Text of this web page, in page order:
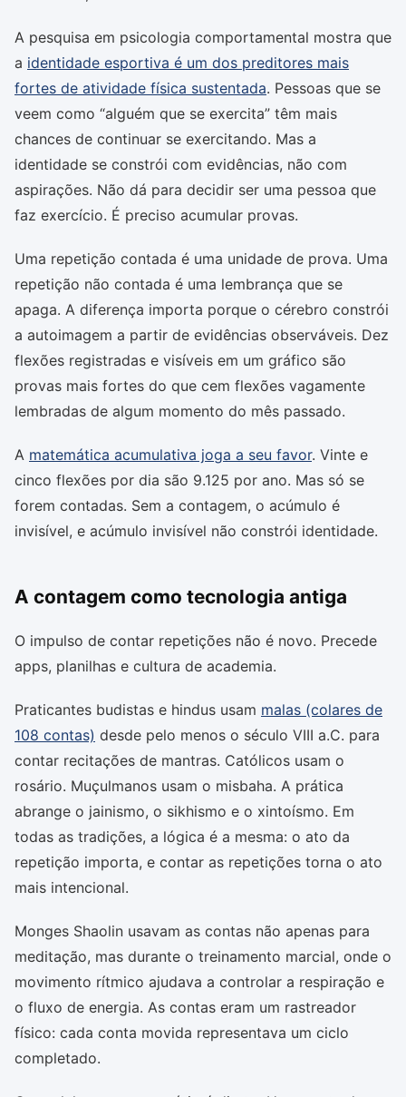
A pesquisa em psicologia comportamental mostra que
a identidade esportiva é um dos preditores mais
fortes de atividade física sustentada. Pessoas que se
veem como “alguém que se exercita” têm mais
chances de continuar se exercitando. Mas a
identidade se constrói com evidências, não com
aspirações. Não dá para decidir ser uma pessoa que
faz exercício. É preciso acumular provas.
Uma repetição contada é uma unidade de prova. Uma
repetição não contada é uma lembrança que se
apaga. A diferença importa porque o cérebro constrói
a autoimagem a partir de evidências observáveis. Dez
flexões registradas e visíveis em um gráfico são
provas mais fortes do que cem flexões vagamente
lembradas de algum momento do mês passado.
A matemática acumulativa joga a seu favor. Vinte e
cinco flexões por dia são 9.125 por ano. Mas só se
forem contadas. Sem a contagem, o acúmulo é
invisível, e acúmulo invisível não constrói identidade.
A contagem como tecnologia antiga
O impulso de contar repetições não é novo. Precede
apps, planilhas e cultura de academia.
Praticantes budistas e hindus usam malas (colares de
108 contas) desde pelo menos o século VIII a.C. para
contar recitações de mantras. Católicos usam o
rosário. Muçulmanos usam o misbaha. A prática
abrange o jainismo, o sikhismo e o xintoísmo. Em
todas as tradições, a lógica é a mesma: o ato da
repetição importa, e contar as repetições torna o ato
mais intencional.
Monges Shaolin usavam as contas não apenas para
meditação, mas durante o treinamento marcial, onde o
movimento rítmico ajudava a controlar a respiração e
o fluxo de energia. As contas eram um rastreador
físico: cada conta movida representava um ciclo
completado.